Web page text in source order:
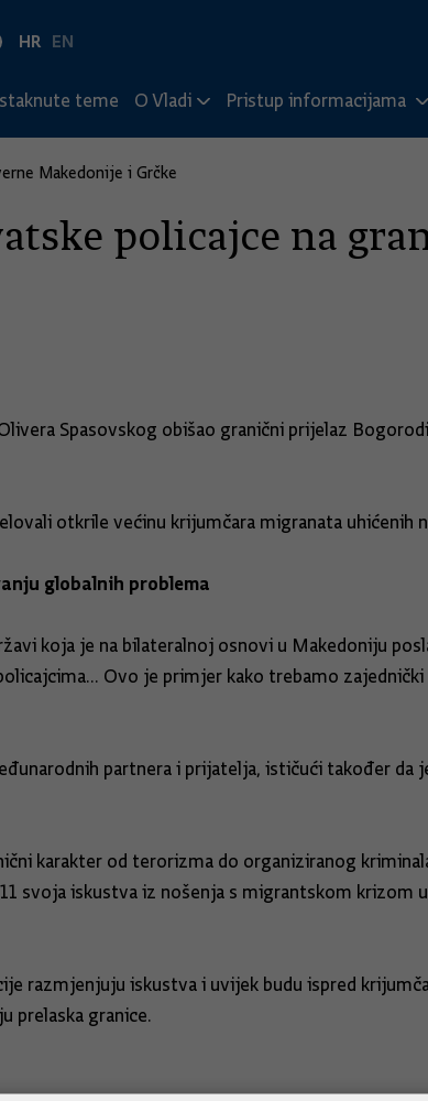
HR EN
teme O Vladi Pristup informacijama
Makedonije i Grčke
policajce na
Spasovskog obišao granični prijelaz
otkrile većinu krijumčara migranata uhićenih
globalnih problema
koja je na bilateralnoj osnovi u Makedoniju
Ovo je primjer kako trebamo
partnera i prijatelja, ističući također da
karakter od terorizma do organiziranog
svoja iskustva iz nošenja s migrantskom
razmjenjuju iskustva i uvijek budu ispred
prelaska granice.